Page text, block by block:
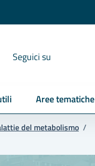
Seguici su
Aree tematiche
del metabolismo /